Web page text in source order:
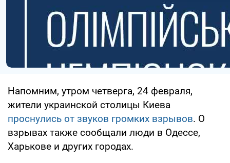
Напомним, утром четверга, 24 февраля,
жители украинской столицы Киева
проснулись от звуков громких взрывов. О
взрывах также сообщали люди в Одессе,
Харькове и других городах.